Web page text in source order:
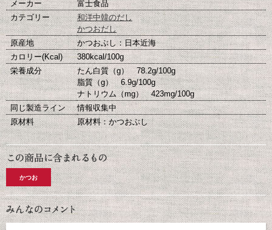
メーカー
富士食品
カテゴリー
和洋中韓のだし
かつおだし
原産地
かつおぶし：日本近海
カロリー(Kcal)
380kcal/100g
栄養成分
たん白質（g） 78.2g/100g
脂質（g） 6.9g/100g
ナトリウム（mg） 423mg/100g
同じ製造ライン
情報収集中
原材料
原材料：かつおぶし
かつお